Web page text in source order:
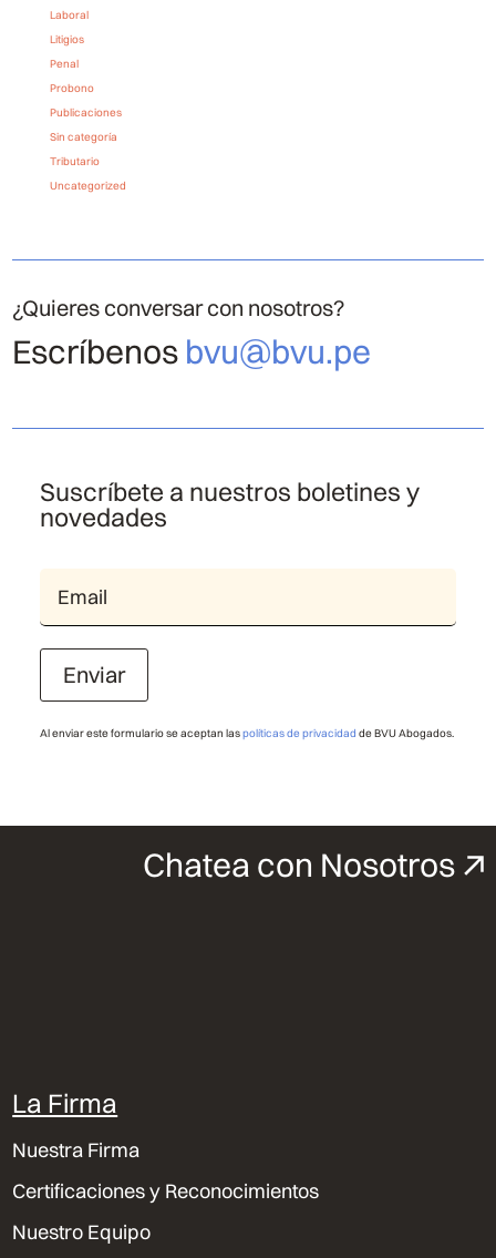
Laboral
Litigios
Penal
Probono
Publicaciones
Sin categoría
Tributario
Uncategorized
¿Quieres conversar con nosotros?
Escríbenos bvu@bvu.pe
Suscríbete a nuestros boletines y
novedades
Enviar
Al enviar este formulario se aceptan laspolíticas de privacidad de BVU Abogados.
Chatea con Nosotros
La Firma
Nuestra Firma
Certificaciones y Reconocimientos
Nuestro Equipo